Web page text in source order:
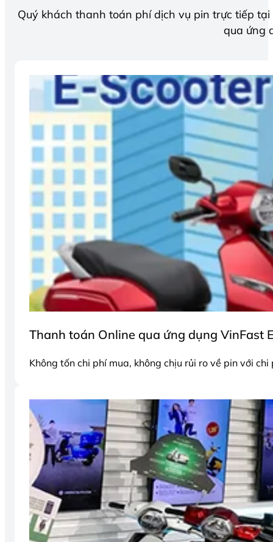
Quý khách thanh toán phí dịch vụ pin trực tiếp
qua ứng
Thanh toán Online qua ứng dụng VinFast
Không tốn chi phí mua, không chịu rủi ro về pin với